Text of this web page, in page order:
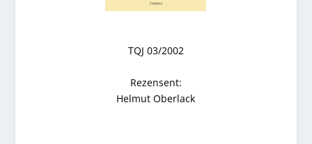
TQJ 03/2002
Rezensent:
Helmut Oberlack